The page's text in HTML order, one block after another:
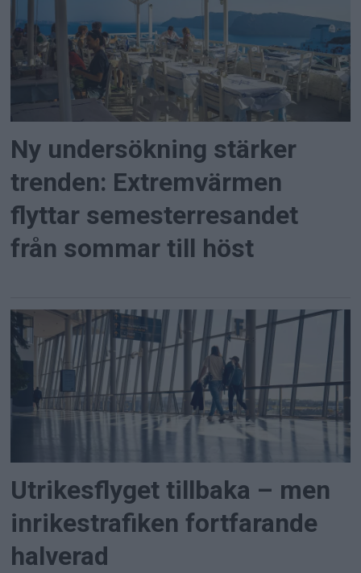
Ny undersökning stärker
trenden: Extremvärmen
flyttar semesterresandet
från sommar till höst
Utrikesflyget tillbaka – men
inrikestrafiken fortfarande
halverad